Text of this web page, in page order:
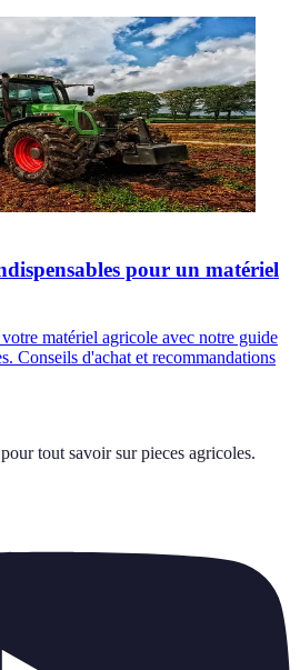
pour un matériel
matériel agricole avec notre guide
Conseils d'achat et recommandations
tout savoir sur pieces agricoles.